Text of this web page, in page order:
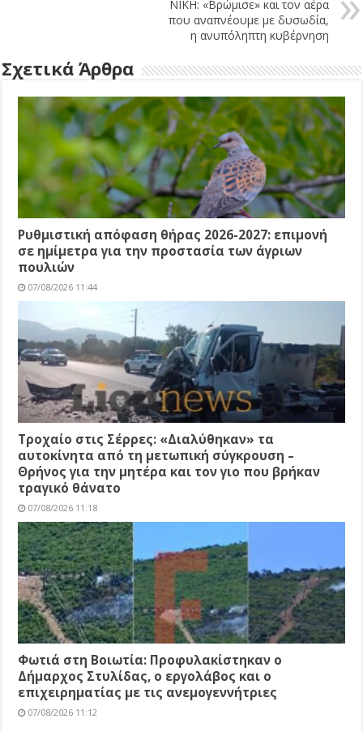
ΝΙΚΗ: «Βρώμισε» και τον αέρα
που αναπνέουμε με δυσωδία,
η ανυπόληπτη κυβέρνηση
Σχετικά Άρθρα
Ρυθμιστική απόφαση θήρας 2026-2027: επιμονή
σε ημίμετρα για την προστασία των άγριων
πουλιών
07/08/2026 11:44
Τροχαίο στις Σέρρες: «Διαλύθηκαν» τα
αυτοκίνητα από τη μετωπική σύγκρουση –
Θρήνος για την μητέρα και τον γιο που βρήκαν
τραγικό θάνατο
07/08/2026 11:18
Φωτιά στη Βοιωτία: Προφυλακίστηκαν ο
Δήμαρχος Στυλίδας, ο εργολάβος και ο
επιχειρηματίας με τις ανεμογεννήτριες
07/08/2026 11:12